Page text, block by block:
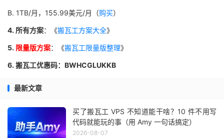
B. 1TB/月，155.99美元/月（购买）
4. 所有方案：《搬瓦工方案大全》
5. 限量版方案：《搬瓦工限量版整理》
6. 搬瓦工优惠码：BWHCGLUKKB
最新文章
买了搬瓦工 VPS 不知道能干啥？10 件不用写
代码就能玩的事（用 Amy 一句话搞定）
2026-08-07